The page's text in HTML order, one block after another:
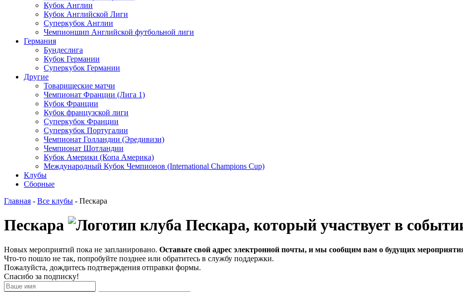
Кубок Англии
Кубок Английской Лиги
Суперкубок Англии
Чемпионшип Английской футбольной лиги
Германия
Бундеслига
Кубок Германии
Суперкубок Германии
Другие
Товарищеские матчи
Чемпионат Франции (Лига 1)
Кубок Франции
Кубок французской лиги
Суперкубок Франции
Суперкубок Португалии
Чемпионат Голландии (Эредивизи)
Чемпионат Шотландии
Кубок Америки (Копа Америка)
Международный Кубок Чемпионов (International Champions Cup)
Клубы
Сборные
Главная - Все клубы - Пескара
Пескара
Новых мероприятий пока не запланировано. Оставьте свой адрес электронной почты, и мы сообщим вам о будущих
Что-то пошло не так, попробуйте позднее или обратитесь в службу поддержки.
Пожалуйста, дождитесь подтверждения отправки формы.
Спасибо за подписку!